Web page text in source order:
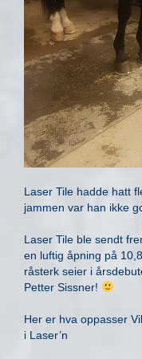
Laser Tile hadde hatt
jammen var han ikke
Laser Tile ble sendt
en luftig åpning på
råsterk seier i
Petter Sissner!
Her er hva oppasser
i Laser’n